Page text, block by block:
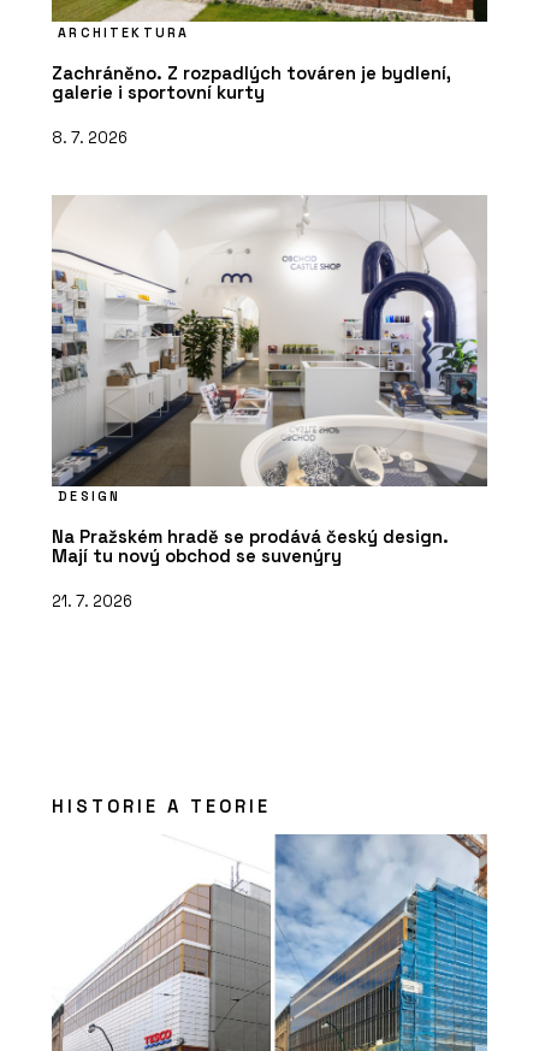
ARCHITEKTURA
Zachráněno. Z rozpadlých továren je bydlení,
galerie i sportovní kurty
8. 7. 2026
DESIGN
Na Pražském hradě se prodává český design.
Mají tu nový obchod se suvenýry
21. 7. 2026
HISTORIE A TEORIE